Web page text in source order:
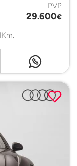
PVP
29.600€